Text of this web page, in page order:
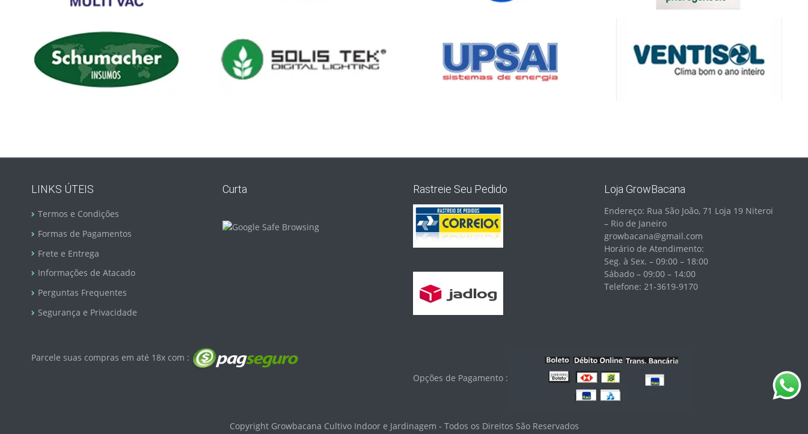
LINKS ÚTEIS
Termos e Condições
Formas de Pagamentos
Frete e Entrega
Informações de Atacado
Perguntas Frequentes
Segurança e Privacidade
Curta Rastreie Seu Pedido Loja GrowBacana
Endereço: Rua São João, 71 Loja 19 Niteroi
– Rio de Janeiro
growbacana@gmail.com
Horário de Atendimento:
Seg. à Sex. – 09:00 – 18:00
Sábado – 09:00 – 14:00
Telefone: 21-3619-9170
Parcele suas compras em até 18x com :
Opções de Pagamento :
Copyright Growbacana Cultivo Indoor e Jardinagem - Todos os Direitos São Reservados